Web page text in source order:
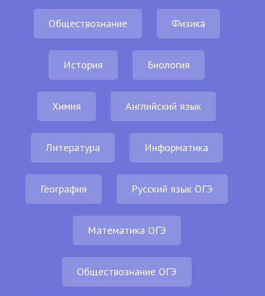
Обществознание Физика
История Биология
Химия Английский язык
Литература Информатика
География Русский язык ОГЭ
Математика ОГЭ
Обществознание ОГЭ